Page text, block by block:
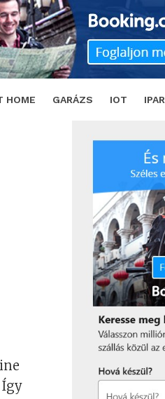
HOME GARÁZS IOT IPAR
Így